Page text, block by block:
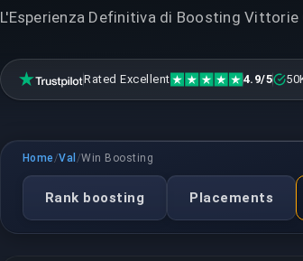
L'Esperienza Definitiva di Boosting
Rated Excellent 4.9/5
Home /Val /Win Boosting
Rank boosting Placements